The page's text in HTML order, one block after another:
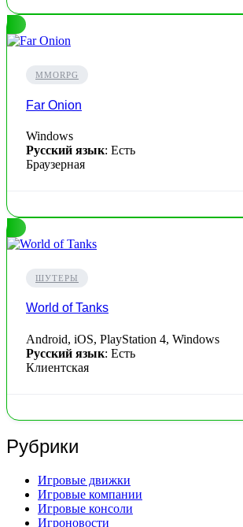
MMORPG
Far Onion
Windows
Русский язык: Есть
Браузерная
ШУТЕРЫ
World of Tanks
Android, iOS, PlayStation 4, Windows
Русский язык: Есть
Клиентская
Рубрики
Игровые движки
Игровые компании
Игровые консоли
Игроновости